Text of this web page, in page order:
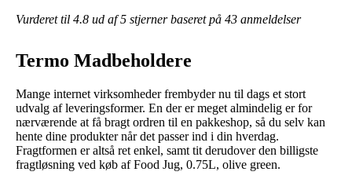
Vurderet til 4.8 ud af 5 stjerner baseret på 43 anmeldelser
Termo Madbeholdere
Mange internet virksomheder frembyder nu til dags et stort
udvalg af leveringsformer. En der er meget almindelig er for
nærværende at få bragt ordren til en pakkeshop, så du selv kan
hente dine produkter når det passer ind i din hverdag.
Fragtformen er altså ret enkel, samt tit derudover den billigste
fragtløsning ved køb af Food Jug, 0.75L, olive green.